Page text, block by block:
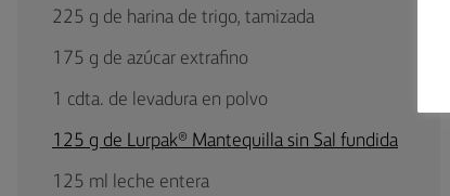
225 g de harina de trigo, tamizada
175 g de azúcar extrafino
1 cdta. de levadura en polvo
125 g de Lurpak® Mantequilla sin Sal fundida
125 ml leche entera